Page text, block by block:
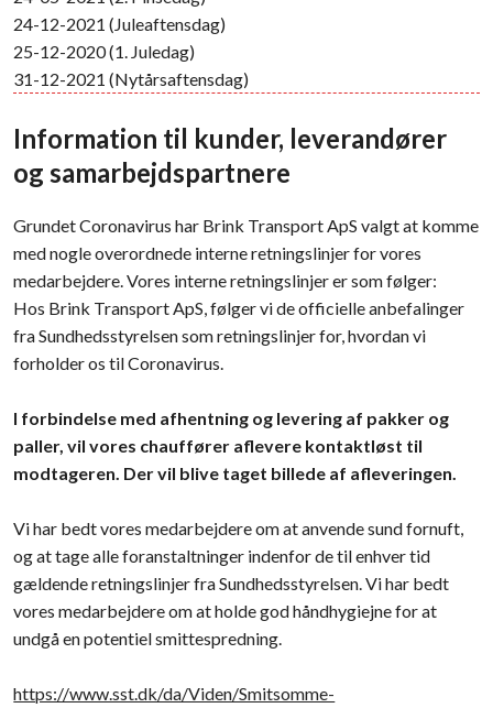
24-12-2021 (Juleaftensdag)
25-12-2020 (1. Juledag)
31-12-2021 (Nytårsaftensdag)
Information til kunder, leverandører
og samarbejdspartnere
Grundet Coronavirus har Brink Transport ApS valgt at komme
med nogle overordnede interne retningslinjer for vores
medarbejdere. Vores interne retningslinjer er som følger:
Hos Brink Transport ApS, følger vi de officielle anbefalinger
fra Sundhedsstyrelsen som retningslinjer for, hvordan vi
forholder os til Coronavirus.
I forbindelse med afhentning og levering af pakker og
paller, vil vores chauffører aflevere kontaktløst til
modtageren. Der vil blive taget billede af afleveringen.
Vi har bedt vores medarbejdere om at anvende sund fornuft,
og at tage alle foranstaltninger indenfor de til enhver tid
gældende retningslinjer fra Sundhedsstyrelsen. Vi har bedt
vores medarbejdere om at holde god håndhygiejne for at
undgå en potentiel smittespredning.
https://www.sst.dk/da/Viden/Smitsomme-